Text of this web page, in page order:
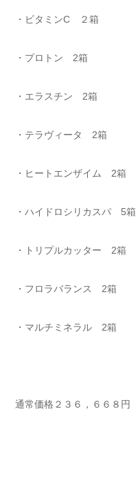
・ビタミンC ２箱
・プロトン 2箱
・エラスチン 2箱
・テラヴィータ 2箱
・ヒートエンザイム 2箱
・ハイドロシリカスパ 5箱
・トリプルカッター 2箱
・フロラバランス 2箱
・マルチミネラル 2箱
通常価格２３６，６６８円